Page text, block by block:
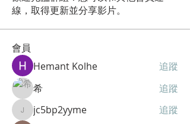
線，取得更新並分享影片。
會員
Hemant Kolhe
追蹤
希
追蹤
jc5bp2yyme
jc5bp2yyme
追蹤